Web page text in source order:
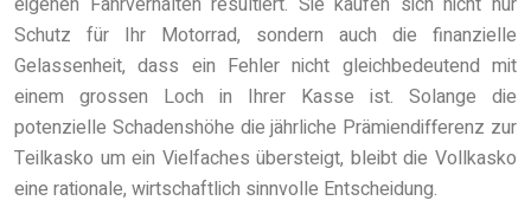
Schutz für Ihr Motorrad, sondern auch die finanzielle
Gelassenheit, dass ein Fehler nicht gleichbedeutend mit
einem grossen Loch in Ihrer Kasse ist. Solange die
potenzielle Schadenshöhe die jährliche Prämiendifferenz zur
Teilkasko um ein Vielfaches übersteigt, bleibt die Vollkasko
eine rationale, wirtschaftlich sinnvolle Entscheidung.